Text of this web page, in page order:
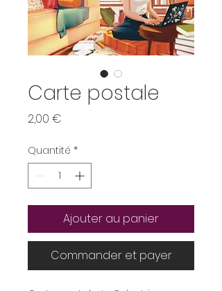
Carte postale
2,00 €
Quantité *
Ajouter au panier
Commander et payer